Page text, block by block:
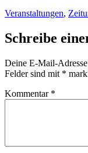
Veranstaltungen,
Schreibe
Deine E-Mail-
Felder sind mit *
Kommentar *